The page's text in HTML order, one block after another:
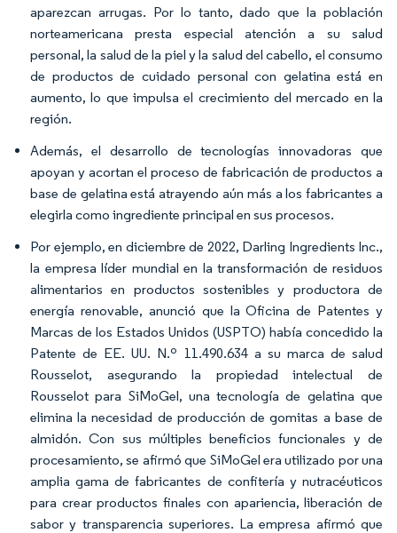
aparezcan arrugas. Por lo tanto, dado que la población
norteamericana presta especial atención a su salud
personal, la salud de la piel y la salud del cabello, el consumo
de productos de cuidado personal con gelatina está en
aumento, lo que impulsa el crecimiento del mercado en la
región.
Además, el desarrollo de tecnologías innovadoras que
apoyan y acortan el proceso de fabricación de productos a
base de gelatina está atrayendo aún más a los fabricantes a
elegirla como ingrediente principal en sus procesos.
Por ejemplo, en diciembre de 2022, Darling Ingredients Inc.,
la empresa líder mundial en la transformación de residuos
alimentarios en productos sostenibles y productora de
energía renovable, anunció que la Oficina de Patentes y
Marcas de los Estados Unidos (USPTO) había concedido la
Patente de EE. UU. N.º 11.490.634 a su marca de salud
Rousselot, asegurando la propiedad intelectual de
Rousselot para SiMoGel, una tecnología de gelatina que
elimina la necesidad de producción de gomitas a base de
almidón. Con sus múltiples beneficios funcionales y de
procesamiento, se afirmó que SiMoGel era utilizado por una
amplia gama de fabricantes de confitería y nutracéuticos
para crear productos finales con apariencia, liberación de
sabor y transparencia superiores. La empresa afirmó que